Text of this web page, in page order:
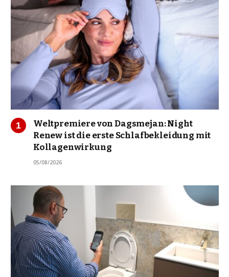
Weltpremiere von Dagsmejan: Night
Renew ist die erste Schlafbekleidung mit
Kollagenwirkung
05/08/2026